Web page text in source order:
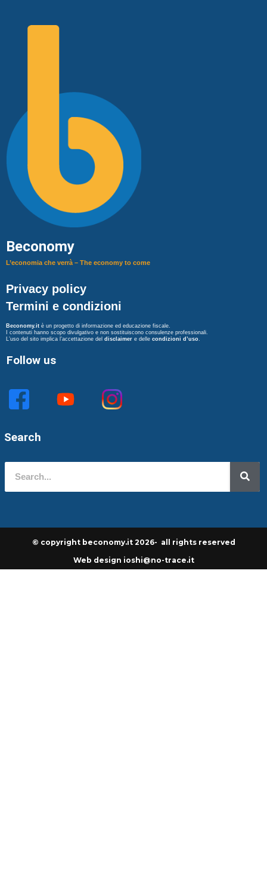
Beconomy
L’economia che verrà – The economy to come
Privacy policy
Termini e condizioni
Beconomy.it è un progetto di informazione ed educazione fiscale.
I contenuti hanno scopo divulgativo e non sostituiscono consulenze professionali.
L’uso del sito implica l’accettazione del disclaimer e delle condizioni d’uso
Follow us
Search
© copyright beconomy.it 2026- all rights reserved
Web design ioshi@no-trace.it